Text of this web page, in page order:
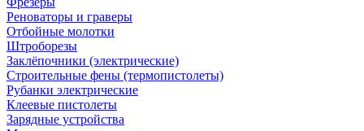
Реноваторы и граверы
Отбойные молотки
Штроборезы
Заклёпочники (электрические)
Строительные фены (термопистолеты)
Рубанки электрические
Клеевые пистолеты
Зарядные устройства